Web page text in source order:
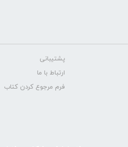
پشتیبانی
ارتباط با ما
فرم مرجوع کردن کتاب